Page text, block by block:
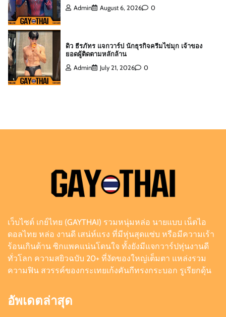
Admin August 6, 2026 0
ดิว ธีรภัทร แจกวาร์ป นักธุรกิจครีมไข่มุก เจ้าของ
ยอดผู้ติดตามหลักล้าน
Admin July 21, 2026 0
Admin August 6, 2026 0
ล่ำจากจอวาไรตี้
Admin August 6, 2026 0
เอฟโฟร์ พีรวิชญ์ แจกวาร์ป หนุ่มหน้าหวานสายวาย
เลือดอุตรดิตถ์
Admin August 6, 2026 0
เว็บไซต์ เกย์ไทย (GAYTHAI) รวมหนุ่มหล่อ นายแบบ เน็ตไอ
ดอลไทย หล่อ งานดี เสน่ห์แรง ที่มีหุ่นสุดแซ่บ หรือมีความเร้า
ร้อนเกินต้าน ซิกแพคแน่นโดนใจ ทั้งยังมีแจกวาร์ปหุ่นงานดี
ทั่วโลก ความสยิวฉบับ 20+ ที่งัดของใหญ่เต็มตา แหล่งรวม
ความฟิน สวรรค์ของกระเทยเก้งคันกีทรงกระบอก รูเรียกดุ้น
อัพเดตล่าสุด